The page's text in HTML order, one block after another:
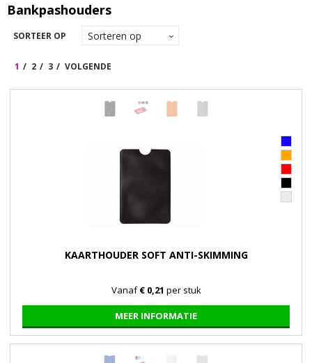
Bankpashouders
SORTEER OP
1 2 3 VOLGENDE
KAARTHOUDER SOFT ANTI-SKIMMING
Vanaf€ 0,21 per stuk
MEER INFORMATIE